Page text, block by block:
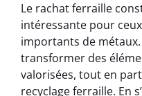
Le rachat ferraille
intéressante pour
importants de
transformer des
valorisées, tout en
recyclage ferraille. En